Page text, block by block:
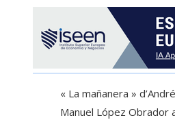
« La mañanera »
Manuel López Obrador